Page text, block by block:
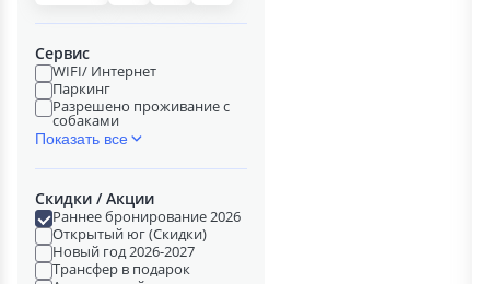
Сервис
WIFI/ Интернет
Паркинг
Разрешено проживание с
собаками
Показать все
Скидки / Акции
Раннее бронирование 2026
Открытый юг (Скидки)
Новый год 2026-2027
Трансфер в подарок